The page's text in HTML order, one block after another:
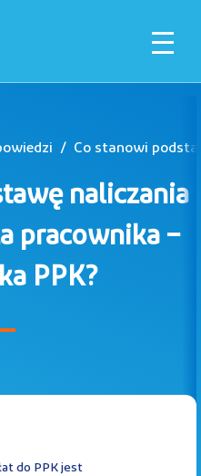
naliczania
pracownika –
PPK?
do PPK jest